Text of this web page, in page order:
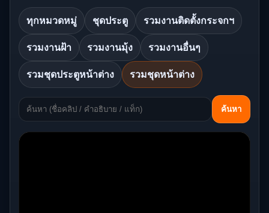
ทุกหมวดหมู่ ชุดประตู รวมงานติดตั้งกระจกฯ
รวมงานฝ้า รวมงานมุ้ง รวมงานอื่นๆ
รวมชุดประตูหน้าต่าง รวมชุดหน้าต่าง
ค้นหา